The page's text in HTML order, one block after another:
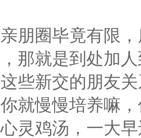
圈毕竟有限，
那就是到处加
些新交的朋友
就慢慢培养嘛
灵鸡汤，一大